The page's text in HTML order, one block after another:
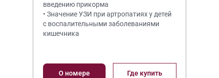
введению прикорма
• Значение УЗИ при артропатиях у детей
с воспалительными заболеваниями
кишечника
О номере Где купить